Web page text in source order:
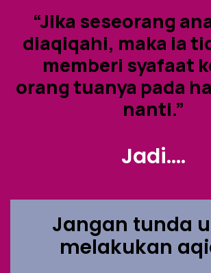
“Jika seseorang
diaqiqahi, maka ia
memberi syafaat
orang tuanya pada
nanti.”
Jadi....
Jangan tunda
melakukan